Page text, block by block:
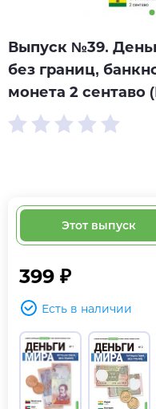
Выпуск №39.
без границ,
монета 2 сентаво
Этот выпуск
399 ₽
Есть в наличии